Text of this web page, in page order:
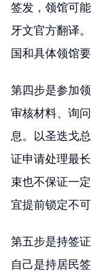
签发，领馆可
牙文官方翻译
国和具体领馆要
第四步是参加
审核材料、询
息。以圣迭戈
证申请处理最
束也不保证一
宜提前锁定不
第五步是持签
自己是持居民